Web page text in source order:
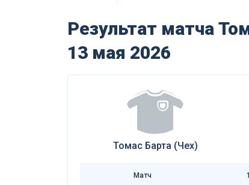
Результат матча
13 мая 2026
Томас Барта (Чех)
Матч 1